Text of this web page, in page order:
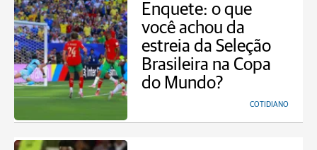
Enquete: o que
você achou da
estreia da Seleção
Brasileira na Copa
do Mundo?
COTIDIANO